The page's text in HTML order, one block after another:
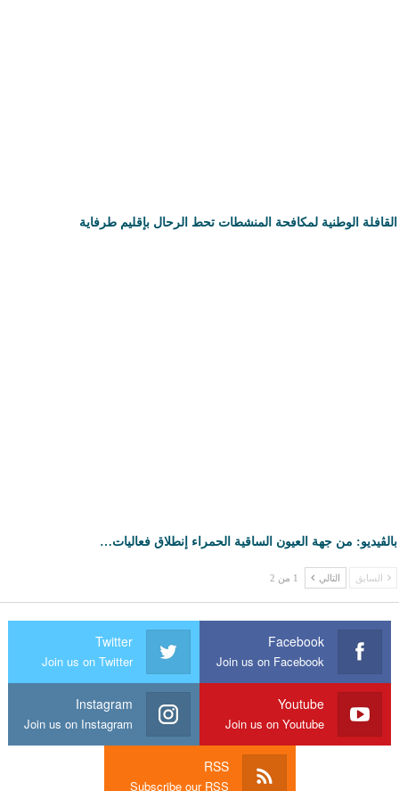
القافلة الوطنية لمكافحة المنشطات تحط الرحال بإقليم طرفاية
بالڤيديو: من جهة العيون الساقية الحمراء إنطلاق فعاليات…
السابق التالي 1 من 2
Facebook
Join us on Facebook
Twitter
Join us on Twitter
Youtube
Join us on Youtube
Instagram
Join us on Instagram
RSS
Subscribe our RSS